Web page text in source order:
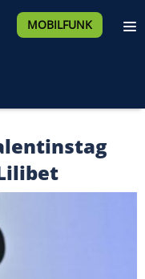
MOBILFUNK